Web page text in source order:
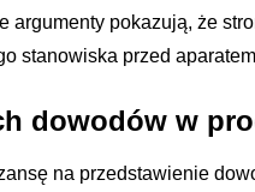
argumenty pokazują, że
stanowiska przed
dowodów w
na przedstawienie